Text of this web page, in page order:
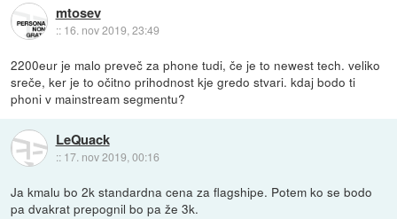
mtosev
:: 16. nov 2019, 23:49
2200eur je malo preveč za phone tudi, če je to newest tech. veliko
sreče, ker je to očitno prihodnost kje gredo stvari. kdaj bodo ti
phoni v mainstream segmentu?
LeQuack
:: 17. nov 2019, 00:16
Ja kmalu bo 2k standardna cena za flagshipe. Potem ko se bodo
pa dvakrat prepognil bo pa že 3k.